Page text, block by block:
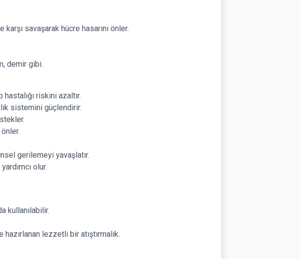
savaşarak hücre hasarını önler.
demir gibi.
riskini azaltır.
sistemini güçlendirir.
gerilemeyi yavaşlatır.
olur.
kullanılabilir.
lezzetli bir atıştırmalık.